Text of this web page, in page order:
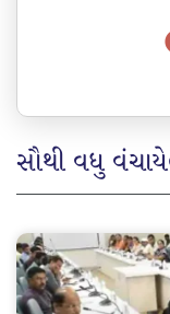
સૌથી વધુ